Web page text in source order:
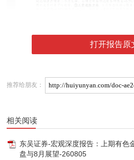
打开报告原
推荐给朋友：
相关阅读
东吴证券-宏观深度报告：上期有色
盘与8月展望-260805